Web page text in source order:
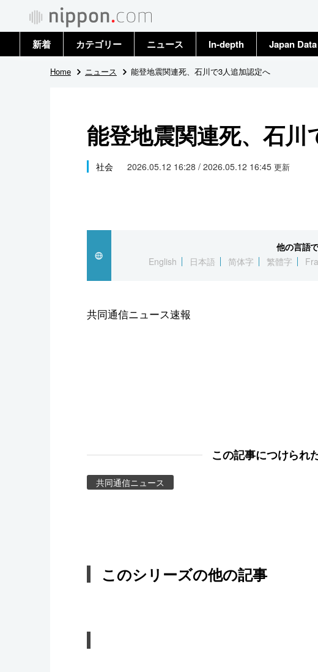
新着 カテゴリー
政治・外交
国際
科学・技術
暮らし
ニュース
トップ
In-depth Japan Data
Home ニュース 能登地震関連死、石川で3人追加認定へ
能登地震関連死、石川
社会 2026.05.12 16:28 / 2026.05.12 16:45 更新
他の言語
English
日本語 简体字 繁體字
共同通信ニュース速報
この記事につけられ
共同通信ニュース
このシリーズの他の記事